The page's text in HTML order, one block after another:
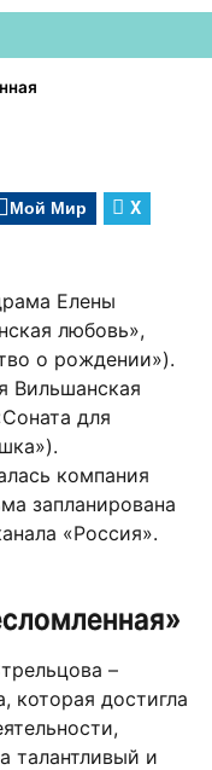
Мой Мир X
Елены
любовь»,
о рождении»).
Вильшанская
для
компания
запланирована
«Россия».
–
которая достигла
талантливый и